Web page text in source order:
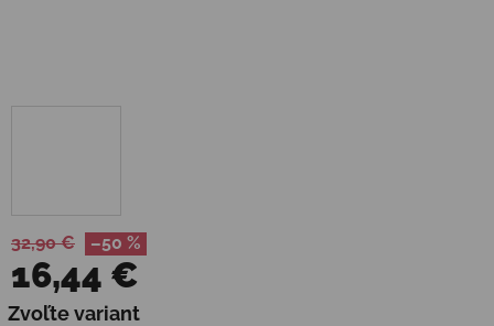
32,90 € –50 %
16,44 €
Jednotková cena:
Zvoľte variant